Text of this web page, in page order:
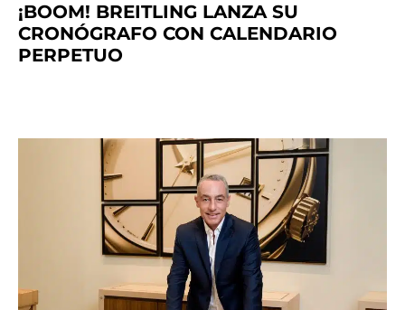
¡BOOM! BREITLING LANZA SU
CRONÓGRAFO CON CALENDARIO
PERPETUO